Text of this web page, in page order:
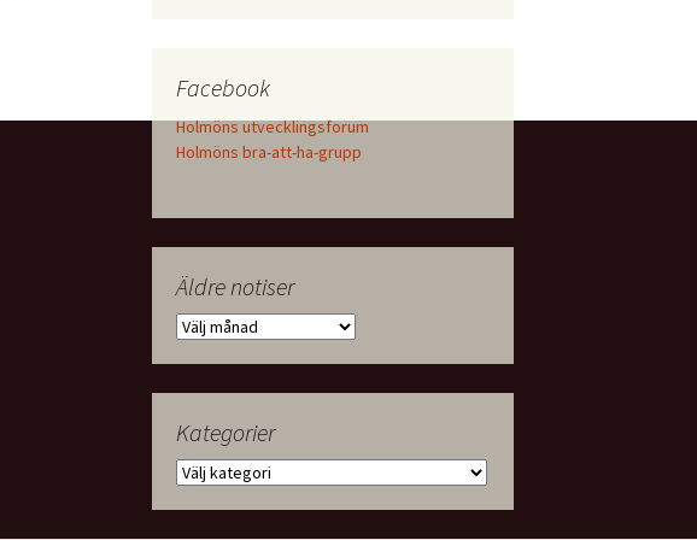
Facebook
Holmöns utvecklingsforum
Holmöns bra-att-ha-grupp
Äldre notiser
Äldre
Kategorier
Kategorier